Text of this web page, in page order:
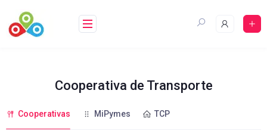
contenido
Cooperativa de Transporte
Cooperativas MiPymes TCP